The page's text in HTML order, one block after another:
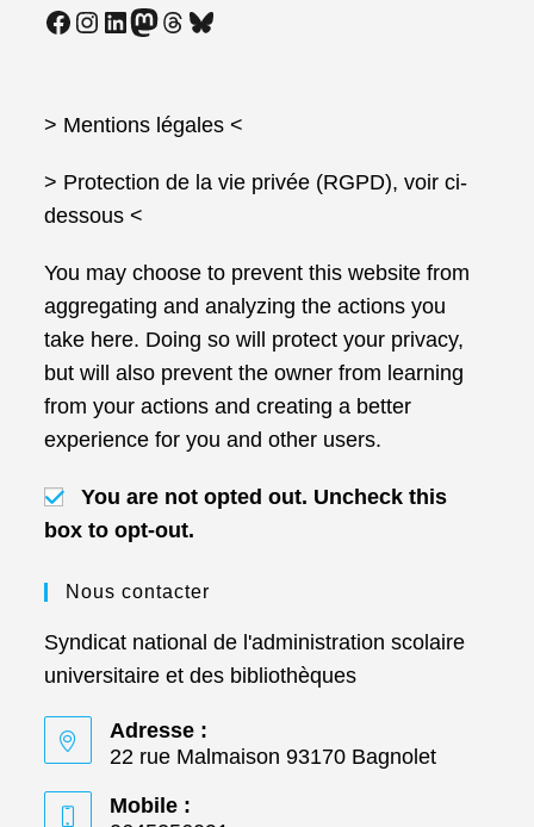
Facebook
Instagram
LinkedIn
Mastodon
ThreadsBluesky
> Mentions légales <
> Protection de la vie privée (RGPD), voir ci-
dessous <
You may choose to prevent this website from
aggregating and analyzing the actions you
take here. Doing so will protect your privacy,
but will also prevent the owner from learning
from your actions and creating a better
experience for you and other users.
You are not opted out. Uncheck this
box to opt-out.
Nous contacter
Syndicat national de l'administration scolaire
universitaire et des bibliothèques
Adresse :
22 rue Malmaison 93170 Bagnolet
Mobile :